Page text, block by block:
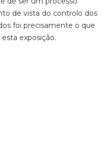
de vista do controlo dos
foi precisamente o que
exposição.